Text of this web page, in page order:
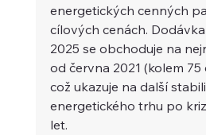
energetických cenných
cílových cenách.
2025 se obchoduje na
od června 2021 (kolem 75
což ukazuje na další
energetického trhu po
let.